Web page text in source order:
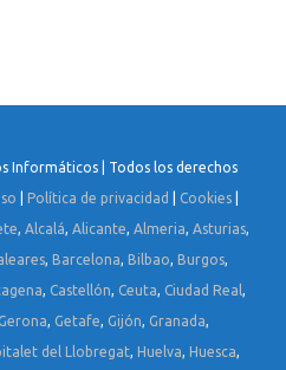
Informáticos | Todos los derechos
Política de privacidad Cookies|
, Alcalá, Alicante, Almeria, Asturias,
, Barcelona, Bilbao, Burgos,
, Castellón, Ceuta, Ciudad Real,
, Getafe, Gijón, Granada,
del Llobregat, Huelva, Huesca,